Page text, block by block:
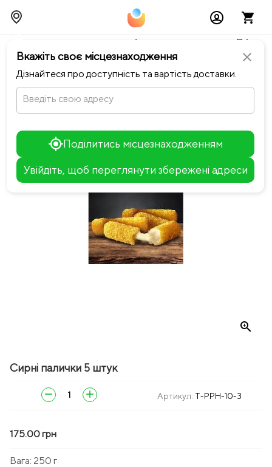
close
Вкажіть своє місцезнаходження
Дізнайтеся про доступність та вартість доставки.
Введіть свою адресу
Поділитись місцезнаходженням
Увійдіть, щоб переглянути збережені адреси
Тимчасово можливі перебої із онлайн оплатами🥺🔧
chevron_leftПовернутися до PE’PPERS HOUSE
zoom_in
Сирні палички 5 штук
remove add Артикул: T-PPH-10-3
175.00 грн
Вага: 250 г